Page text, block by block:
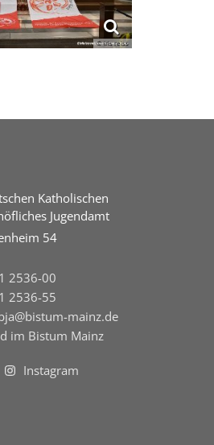
© iris reiss
Katholischen
Jugendamt
54
2536-00
2536-55
mainz.de
im Bistum Mainz
Instagram